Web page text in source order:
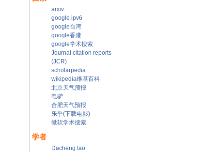
arxiv
google ipv6
google台湾
google香港
google学术搜索
Journal citation reports
(JCR)
scholarpedia
wikipedia维基百科
北京天气预报
电驴
合肥天气预报
乐乎(下载电影)
微软学术搜索
学者
Dacheng tao